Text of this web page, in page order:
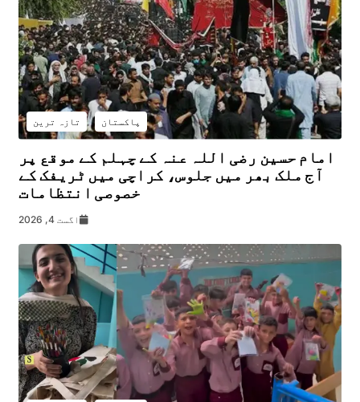
پاکستان تازہ ترین
امام حسین رضی اللہ عنہ کے چہلم کے موقع پر
آج ملک بھر میں جلوس، کراچی میں ٹریفک کے
خصوصی انتظامات
اگست 4, 2026